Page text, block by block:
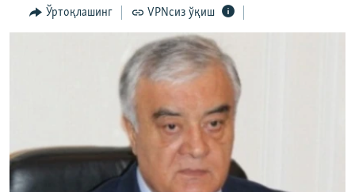
Озодлик бошқа тилларда
Ўртоқлашинг VPNсиз ўқиш